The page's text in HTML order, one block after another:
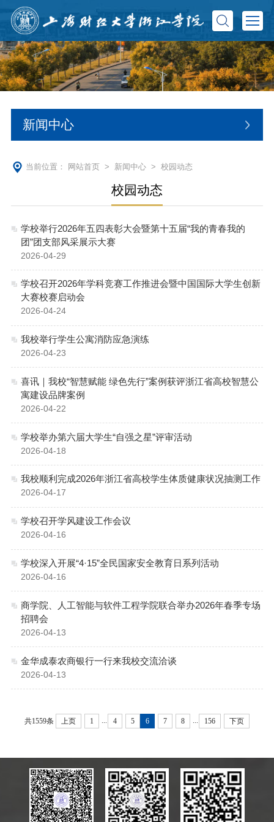
新闻中心
当前位置： 网站首页> 新闻中心> 校园动态
校园动态
学校举行2026年五四表彰大会暨第十五届“我的青春我的
团”团支部风采展示大赛
2026-04-29
学校召开2026年学科竞赛工作推进会暨中国国际大学生创新
大赛校赛启动会
2026-04-24
我校举行学生公寓消防应急演练
2026-04-23
喜讯｜我校“智慧赋能 绿色先行”案例获评浙江省高校智慧公
寓建设品牌案例
2026-04-22
学校举办第六届大学生“自强之星”评审活动
2026-04-18
我校顺利完成2026年浙江省高校学生体质健康状况抽测工作
2026-04-17
学校召开学风建设工作会议
2026-04-16
学校深入开展“4·15”全民国家安全教育日系列活动
2026-04-16
商学院、人工智能与软件工程学院联合举办2026年春季专场
招聘会
2026-04-13
金华成泰农商银行一行来我校交流洽谈
2026-04-13
共1559条 上页 1 4 5 6 7 8 156 下页